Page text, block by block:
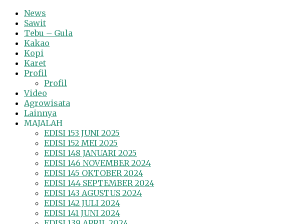
News
Sawit
Tebu – Gula
Kakao
Kopi
Karet
Profil
Profil
Video
Agrowisata
Lainnya
MAJALAH
EDISI 153 JUNI 2025
EDISI 152 MEI 2025
EDISI 148 JANUARI 2025
EDISI 146 NOVEMBER 2024
EDISI 145 OKTOBER 2024
EDISI 144 SEPTEMBER 2024
EDISI 143 AGUSTUS 2024
EDISI 142 JULI 2024
EDISI 141 JUNI 2024